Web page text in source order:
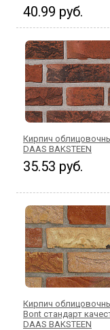
40.99 руб.
Кирпич
DAAS BAKSTEEN
35.53 руб.
Кирпич
Bont стандарт
DAAS BAKSTEEN